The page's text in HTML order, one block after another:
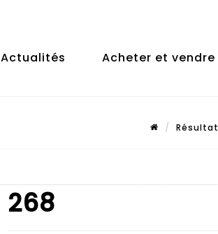
Actualités Acheter et vendre
Résultat
268